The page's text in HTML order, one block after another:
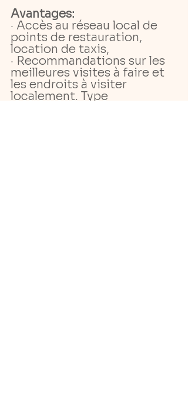
Avantages:
· Accès au réseau local de
points de restauration,
location de taxis,
· Recommandations sur les
meilleures visites à faire et
les endroits à visiter
localement. Type